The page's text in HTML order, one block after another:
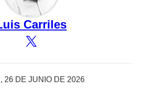
Carriles
26 DE JUNIO DE 2026